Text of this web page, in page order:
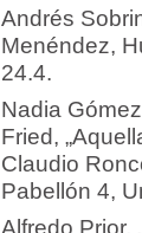
Andrés
Menéndez,
24.4.
Nadia
Fried,
Claudio
Pabellón 4,
Alfredo Prior,